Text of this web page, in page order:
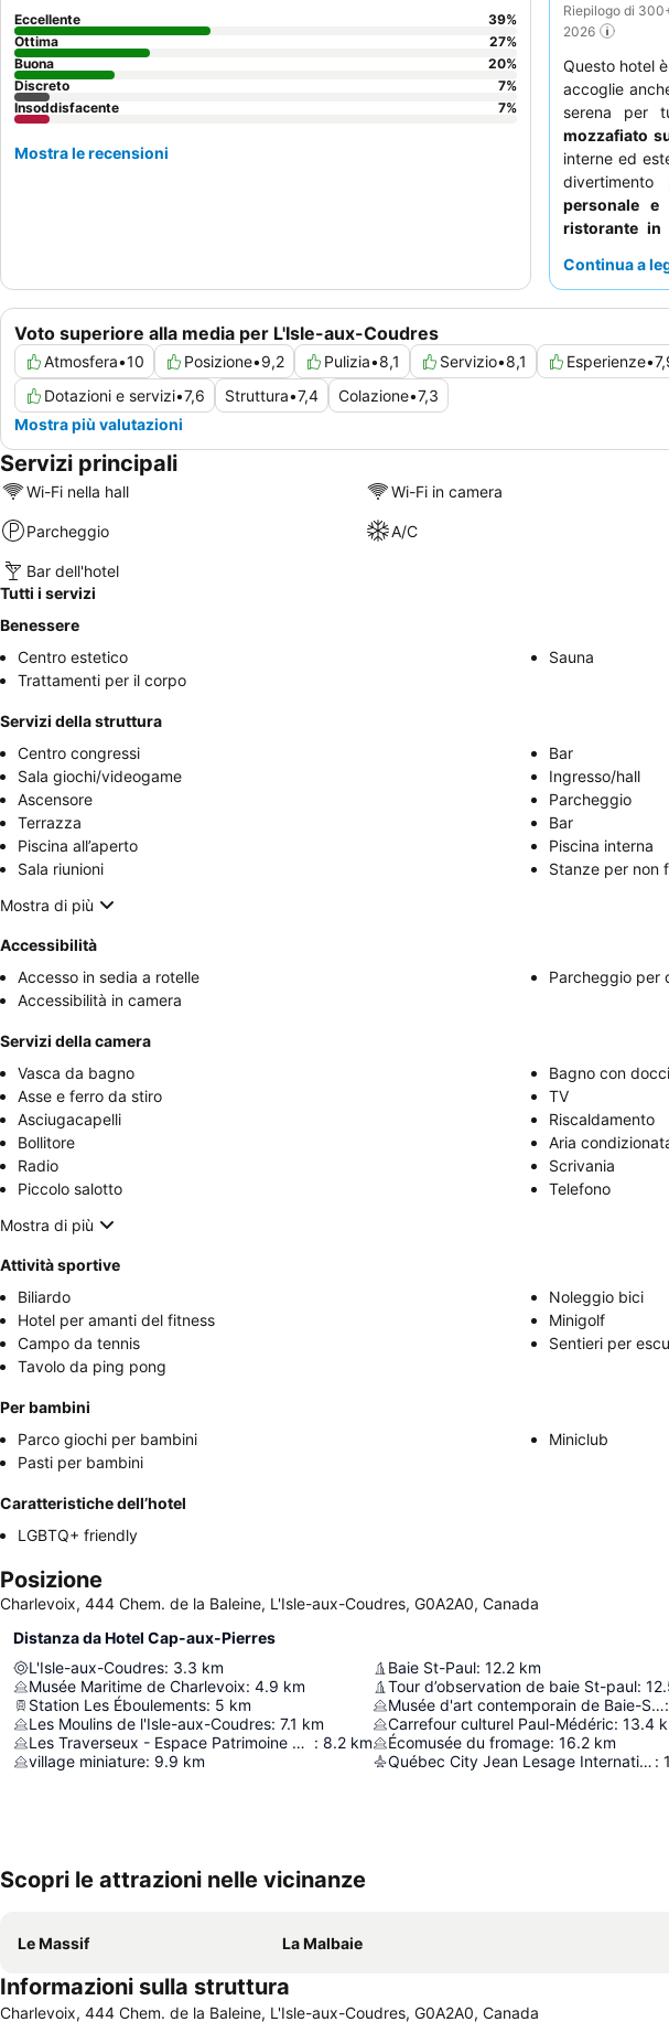
Riepilogo di
2026
Questo hotel
accoglie
serena per
mozzafiato
interne ed
personale e
ristorante in
giardino per
Continua a
Voto superiore alla media per L'Isle-aux-Coudres
Atmosfera•10 Posizione•9,2 Pulizia•8,1 Servizio•8,1 Esperienze•
Dotazioni e servizi•7,6 Struttura•7,4 Colazione•7,3
Mostra più valutazioni
Eccellente 39%
Ottima
27%
Buona
20%
Discreto
7%
Insoddisfacente
7%
Mostra le recensioni
Servizi principali
Wi-Fi nella hall Wi-Fi in camera
Parcheggio A/C
Bar dell'hotel
Tutti i servizi
Benessere
Centro estetico
Sauna
Trattamenti per il corpo
Servizi della struttura
Centro congressi
Bar
Sala giochi/videogame
Ingresso/hall
Ascensore
Parcheggio
Terrazza
Bar
Piscina all’aperto
Piscina interna
Sala riunioni
Stanze per non
Mostra di più
Accessibilità
Accesso in sedia a rotelle
Parcheggio per
Accessibilità in camera
Servizi della camera
Vasca da bagno
Bagno con
Asse e ferro da stiro
TV
Asciugacapelli
Riscaldamento
Bollitore
Aria
Radio
Scrivania
Piccolo salotto
Telefono
Mostra di più
Attività sportive
Biliardo
Noleggio bici
Hotel per amanti del fitness
Minigolf
Campo da tennis
Sentieri per
Tavolo da ping pong
Per bambini
Parco giochi per bambini
Miniclub
Pasti per bambini
Caratteristiche dell’hotel
LGBTQ+ friendly
Posizione
Charlevoix, 444 Chem. de la Baleine, L'Isle-aux-Coudres, G0A2A0, Canada
Distanza da Hotel Cap-aux-Pierres
L'Isle-aux-Coudres: 3.3 km
Musée Maritime de Charlevoix: 4.9 km
Station Les Éboulements: 5 km
Les Moulins de l'Isle-aux-Coudres: 7.1 km
Les Traverseux - Espace Patrimoine Canot à Glace / Musee Les Voitures D'eau : 8.2 km
village miniature: 9.9 km
Baie St-Paul: 12.2 km
Tour d’observation de baie St-paul:
Musée d'art contemporain de Baie-Saint-Paul:
Carrefour culturel Paul-Médéric: 13.4
Écomusée du fromage: 16.2 km
Québec City Jean Lesage International Airport :
Scopri le attrazioni nelle vicinanze
Le Massif La Malbaie
Informazioni sulla struttura
Charlevoix, 444 Chem. de la Baleine, L'Isle-aux-Coudres, G0A2A0, Canada